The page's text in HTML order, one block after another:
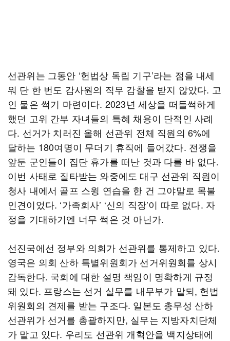
선관위는 그동안 ‘헌법상 독립 기구’라는 점을 내세
워 단 한 번도 감사원의 직무 감찰을 받지 않았다. 고
인 물은 썩기 마련이다. 2023년 세상을 떠들썩하게
했던 고위 간부 자녀들의 특혜 채용이 단적인 사례
다. 선거가 치러진 올해 선관위 전체 직원의 6%에
달하는 180여명이 무더기 휴직에 들어갔다. 전쟁을
앞둔 군인들이 집단 휴가를 떠난 것과 다를 바 없다.
이번 사태로 질타받는 와중에도 대구 선관위 직원이
청사 내에서 골프 스윙 연습을 한 건 그야말로 목불
인견이었다. ‘가족회사’ ‘신의 직장’이 따로 없다. 자
정을 기대하기엔 너무 썩은 것 아닌가.
선진국에선 정부와 의회가 선관위를 통제하고 있다.
영국은 의회 산하 특별위원회가 선거위원회를 상시
감독한다. 국회에 대한 설명 책임이 명확하게 규정
돼 있다. 프랑스는 선거 실무를 내무부가 맡되, 헌법
위원회의 견제를 받는 구조다. 일본도 총무성 산하
선관위가 선거를 총괄하지만, 실무는 지방자치단체
가 맡고 있다. 우리도 선관위 개혁안을 백지상태에